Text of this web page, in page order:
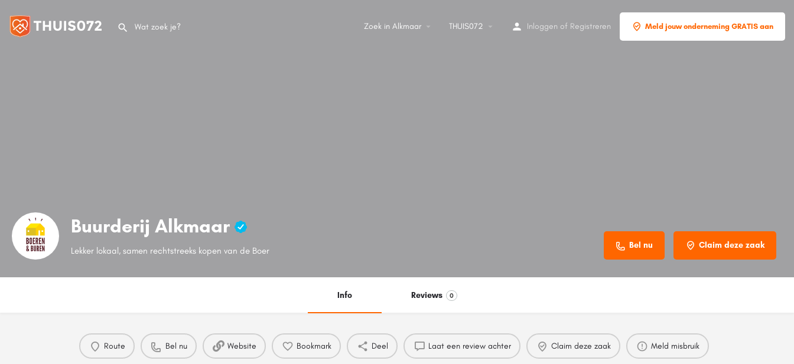
Zoek in Alkmaar THUIS072 Inloggen of Registreren Meld jouw onderneming GRATIS aan
Buurderij Alkmaar
Lekker lokaal, samen rechtstreeks kopen van de Boer Bel nu Claim deze zaak
Info Reviews 0
Route Bel nu Website Bookmark Deel Laat een review achter Claim deze zaak Meld misbruik